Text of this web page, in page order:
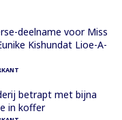
deelname voor Miss
Kishundat Lioe-A-
betrapt met bijna
in koffer